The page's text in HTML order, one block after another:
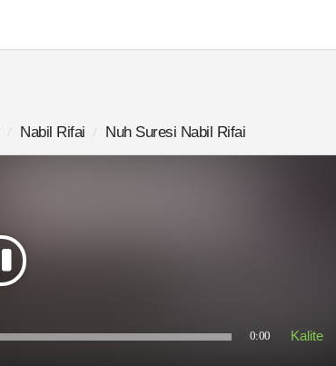
Nabil Rifai Nuh Suresi Nabil Rifai
0:00